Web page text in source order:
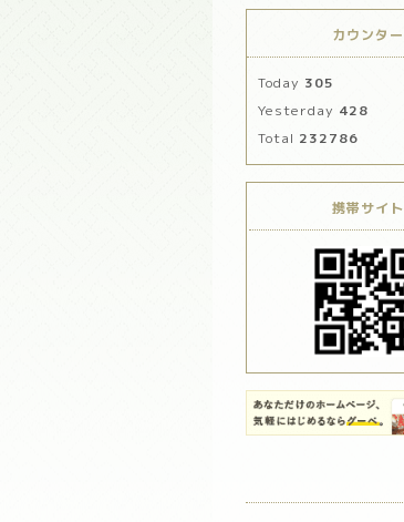
カウンター
Today 305
Yesterday 428
Total 232786
携帯サイト